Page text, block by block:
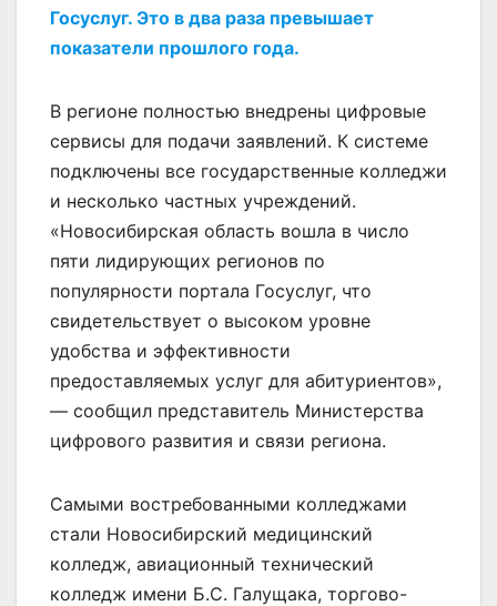
Госуслуг. Это в два раза превышает
показатели прошлого года.
В регионе полностью внедрены цифровые
сервисы для подачи заявлений. К системе
подключены все государственные колледжи
и несколько частных учреждений.
«Новосибирская область вошла в число
пяти лидирующих регионов по
популярности портала Госуслуг, что
свидетельствует о высоком уровне
удобства и эффективности
предоставляемых услуг для абитуриентов»,
— сообщил представитель Министерства
цифрового развития и связи региона.
Самыми востребованными колледжами
стали Новосибирский медицинский
колледж, авиационный технический
колледж имени Б.С. Галущака, торгово-